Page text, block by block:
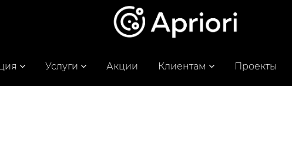
Услуги Акции Клиентам Проекты